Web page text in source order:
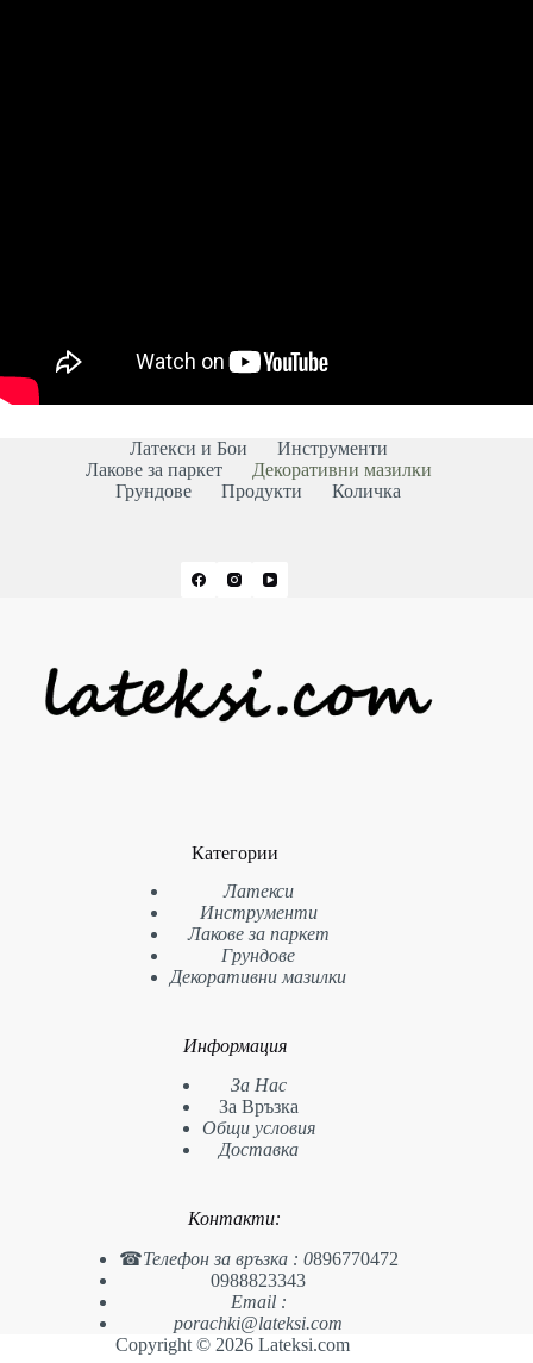
Латекси и Бои
Инструменти
Лакове за паркет
Декоративни мазилки
Грундове
Продукти Количка
Категории
Латекси
Инструменти
Лакове за паркет
Грундове
Декоративни мазилки
Информация
За Нас
За Връзка
Общи условия
Доставка
Контакти:
☎Телефон за връзка : 0896770472
0988823343
Email :
porachki@lateksi.com
Copyright © 2026 Lateksi.com